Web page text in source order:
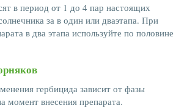
в период от 1 до 4 пар настоящих
за в один или дваэтапа. При
в два этапа используйте по половине
гербицида зависит от фазы
момент внесения препарата.